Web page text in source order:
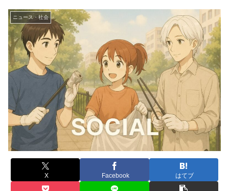
ニュース・社会
X Facebook はてブ